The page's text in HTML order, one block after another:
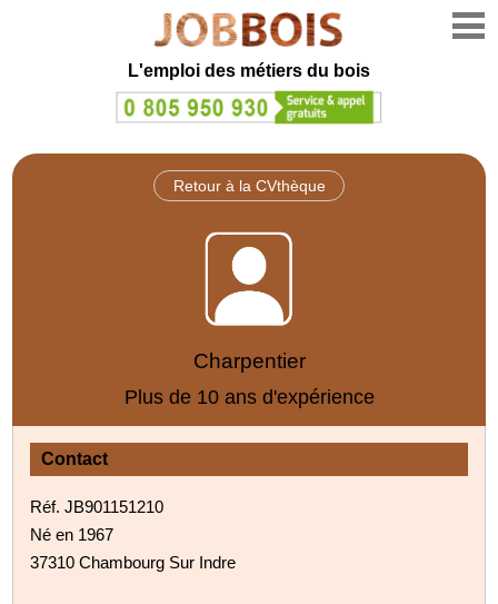
L'emploi des métiers du bois
Retour à la CVthèque
Charpentier
Plus de 10 ans d'expérience
Contact
Réf. JB901151210
Né en 1967
37310 Chambourg Sur Indre